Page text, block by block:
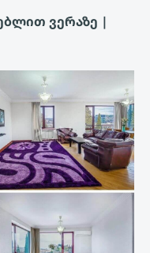
ვერაზე |